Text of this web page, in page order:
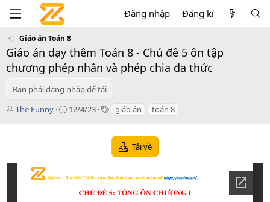
Đăng nhập Đăng kí
Giáo án Toán 8
Giáo án dạy thêm Toán 8 - Chủ đề 5 ôn tập
chương phép nhân và phép chia đa thức
Bạn phải đăng nhập để tải
T
ả
The Funny
C12/4/23
T
s
giáo án toán 8
Tải về